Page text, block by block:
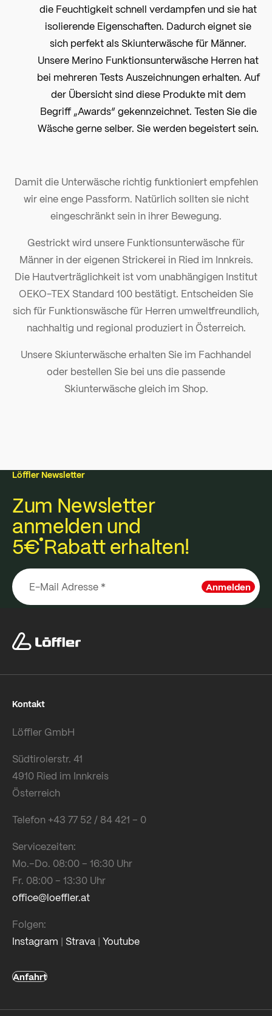
die Feuchtigkeit schnell verdampfen und sie hat
isolierende Eigenschaften. Dadurch eignet sie
sich perfekt als Skiunterwäsche für Männer.
Unsere Merino Funktionsunterwäsche Herren hat
bei mehreren Tests Auszeichnungen erhalten. Auf
der Übersicht sind diese Produkte mit dem
Begriff „Awards“ gekennzeichnet. Testen Sie die
Wäsche gerne selber. Sie werden begeistert sein.
Damit die Unterwäsche richtig funktioniert empfehlen
wir eine enge Passform. Natürlich sollten sie nicht
eingeschränkt sein in ihrer Bewegung.
Gestrickt wird unsere Funktionsunterwäsche für
Männer in der eigenen Strickerei in Ried im Innkreis.
Die Hautverträglichkeit ist vom unabhängigen Institut
OEKO-TEX Standard 100 bestätigt. Entscheiden Sie
sich für Funktionswäsche für Herren umweltfreundlich,
nachhaltig und regional produziert in Österreich.
Unsere Skiunterwäsche erhalten Sie im Fachhandel
oder bestellen Sie bei uns die passende
Skiunterwäsche gleich im Shop.
Löffler Newsletter
Zum Newsletter
anmelden und
5€Rabatt erhalten!
Anmelden
Kontakt
Löffler GmbH
Südtirolerstr. 41
4910 Ried im Innkreis
Österreich
Telefon +43 77 52 / 84 421 – 0
Servicezeiten:
Mo.–Do. 08:00 – 16:30 Uhr
Fr. 08:00 – 13:30 Uhr
office@loeffler.at
Folgen:
Instagram | Strava | Youtube
Anfahrt